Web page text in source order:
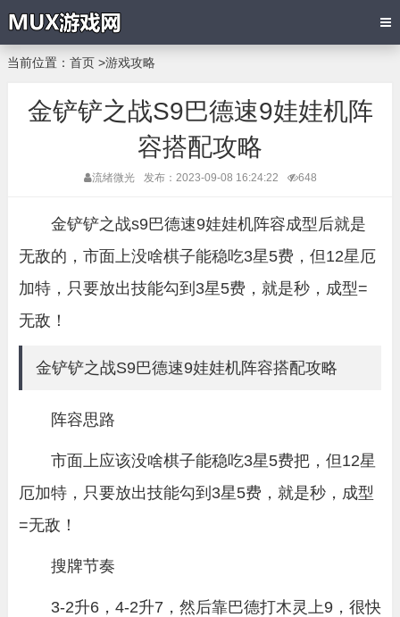
当前位置： 首页 >游戏攻略
金铲铲之战S9巴德速9娃娃机阵
容搭配攻略
流绪微光 发布：2023-09-08 16:24:22 648
金铲铲之战s9巴德速9娃娃机阵容成型后就是
无敌的，市面上没啥棋子能稳吃3星5费，但12星厄
加特，只要放出技能勾到3星5费，就是秒，成型=
无敌！
金铲铲之战S9巴德速9娃娃机阵容搭配攻略
阵容思路
市面上应该没啥棋子能稳吃3星5费把，但12星
厄加特，只要放出技能勾到3星5费，就是秒，成型
=无敌！
搜牌节奏
3-2升6，4-2升7，然后靠巴德打木灵上9，很快